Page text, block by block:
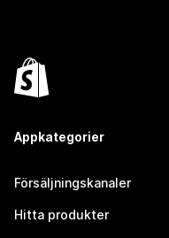
Appkategorier
Försäljningskanaler
Hitta produkter